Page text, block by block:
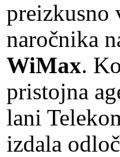
preizkusno
naročnika
WiMax.
pristojna
lani
izdala